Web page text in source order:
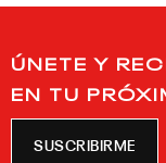
ÚNETE Y
EN TU
SUSCRIBIRME